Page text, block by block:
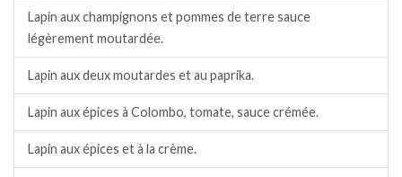
Lapin aux champignons et pommes de terre sauce
légèrement moutardée.
Lapin aux deux moutardes et au paprika.
Lapin aux épices à Colombo, tomate, sauce crémée.
Lapin aux épices et à la crème.